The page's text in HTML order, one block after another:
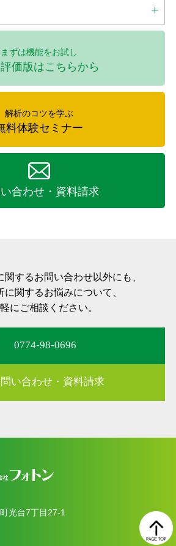
まずは機能をお試し
価版はこちらから
解析のコツを学ぶ
料体験セミナー
合わせ・資料請求
関するお問い合わせ以外にも、
に関するお悩みについて、
にご相談ください。
0774-98-0696
い合わせ・資料請求
光台7丁目27-1